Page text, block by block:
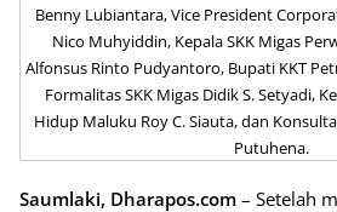
Benny Lubiantara, Vice President
Nico Muhyiddin, Kepala SKK Migas
Alfonsus Rinto Pudyantoro, Bupati KKT
Formalitas SKK Migas Didik S. Setyadi,
Hidup Maluku Roy C. Siauta, dan
Putuhena.
Saumlaki, Dharapos.com – Setelah